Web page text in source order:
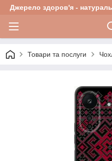
Джерело здоров'я -
Товари та послуги